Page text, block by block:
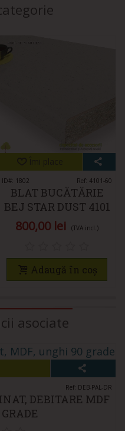
ID#: 1802 Ref: 4101-60
BLAT BUCĂTĂRIE
BEJ STAR DUST 4101
38X600X4200 RICCI
ITALIA
800,00 lei (TVA incl.)
Adaugă în coș
asociate
Ref: DEB-PAL-DR
DEBITARE MDF